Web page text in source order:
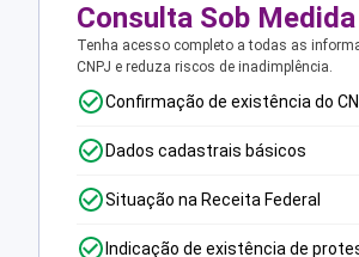
Consulta Sob Medida
Tenha acesso completo a todas as
CNPJ e reduza riscos de inadimplência.
Confirmação de existência do
Dados cadastrais básicos
Situação na Receita Federal
Indicação de existência de